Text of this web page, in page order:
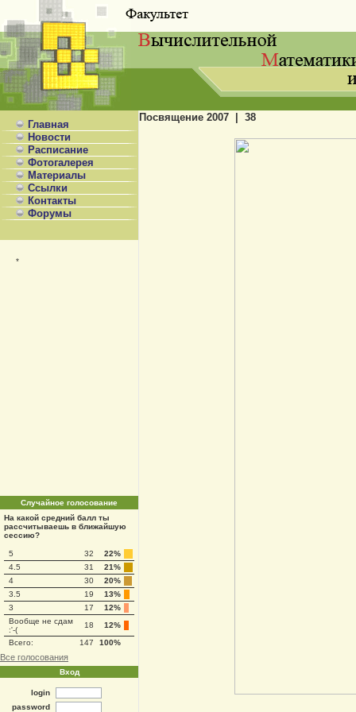
Главная
Новости
Расписание
Фотогалерея
Материалы
Ссылки
Контакты
Форумы
*
Посвящение 2007 | 38
Случайное голосование
На какой средний балл ты
рассчитываешь в ближайшую
сессию?
5 32
22%
4.5
31
21%
4
30
20%
3.5
19
13%
3
17
12%
Вообще не сдам
:'-(
18
12%
Всего:
147 100%
Все голосования
Вход
login
password